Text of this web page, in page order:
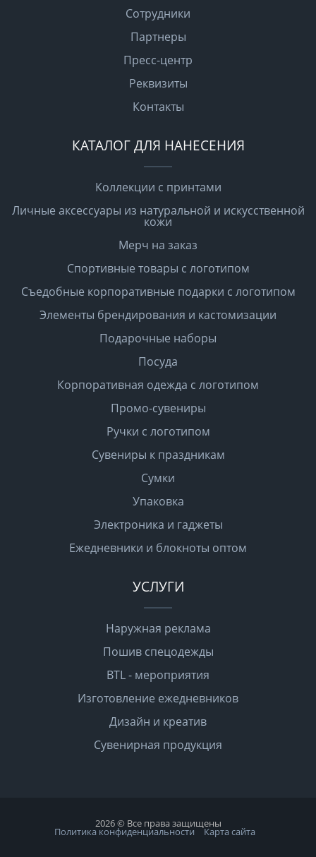
Сотрудники
Партнеры
Пресс-центр
Реквизиты
Контакты
КАТАЛОГ ДЛЯ НАНЕСЕНИЯ
Коллекции с принтами
Личные аксессуары из натуральной и искусственной
кожи
Мерч на заказ
Спортивные товары с логотипом
Съедобные корпоративные подарки с логотипом
Элементы брендирования и кастомизации
Подарочные наборы
Посуда
Корпоративная одежда с логотипом
Промо-сувениры
Ручки с логотипом
Сувениры к праздникам
Сумки
Упаковка
Электроника и гаджеты
Ежедневники и блокноты оптом
УСЛУГИ
Наружная реклама
Пошив спецодежды
BTL - мероприятия
Изготовление ежедневников
Дизайн и креатив
Сувенирная продукция
2026 © Все права защищены
Политика конфиденциальности Карта сайта